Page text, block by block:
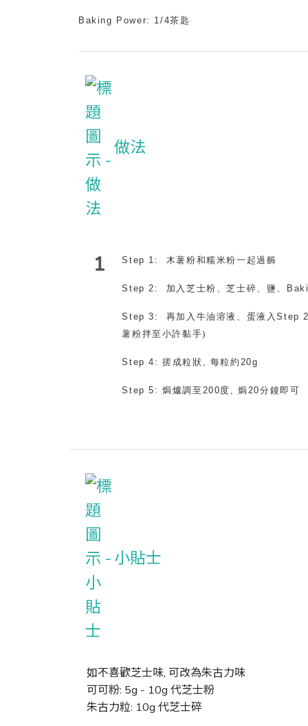
Baking Power: 1/4茶匙
做法
1 Step 1: 木薯粉和糯米粉一起過籂
Step 2: 加入芝士粉、芝士碎、鹽、
Step 3: 再加入牛油溶液、蛋液入Step 2
薯粉拌至小許黏手)
Step 4:搓成粒狀 , 每粒約 20g
Step 5:焗爐調至 200度 ,焗20分鐘即可
小貼士
如不喜歡芝士味, 可改為朱古力味
可可粉: 5g - 10g 代芝士粉
朱古力粒: 10g 代芝士碎